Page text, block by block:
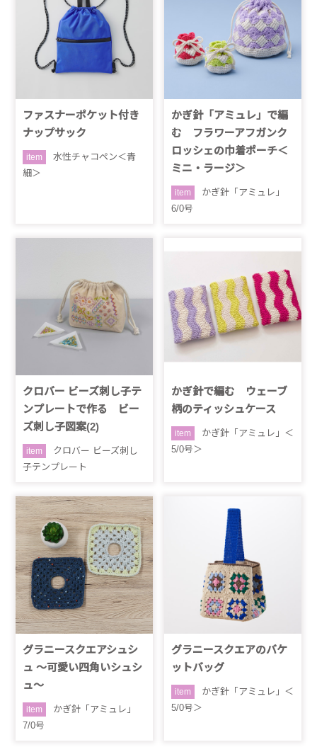
ファスナーポケット付き
ナップサック
item
水性チャコペン＜青
細＞
かぎ針「アミュレ」で編
む フラワーアフガンク
ロッシェの巾着ポーチ＜
ミニ・ラージ＞
item
かぎ針「アミュレ」
6/0号
クロバー ビーズ刺し子テ
ンプレートで作る ビー
ズ刺し子図案(2)
item
クロバー ビーズ刺し
子テンプレート
かぎ針で編む ウェーブ
柄のティッシュケース
item
かぎ針「アミュレ」＜
5/0号＞
グラニースクエアシュシ
ュ ～可愛い四角いシュシ
ュ～
item
かぎ針「アミュレ」
7/0号
グラニースクエアのバケ
ットバッグ
item
かぎ針「アミュレ」＜
5/0号＞